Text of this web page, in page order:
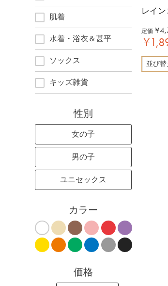
肌着
水着・浴衣＆甚平
ソックス
キッズ雑貨
性別
女の子
男の子
ユニセックス
カラー
価格
レイン
定価 ¥
¥
並び替